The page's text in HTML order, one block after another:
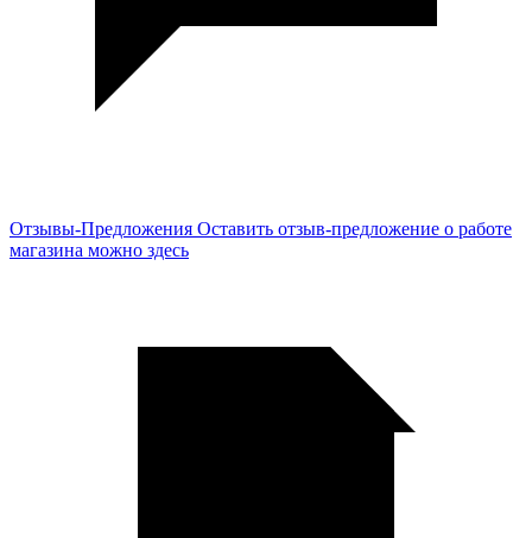
Отзывы-Предложения Оставить отзыв-предложение о работе
магазина можно здесь